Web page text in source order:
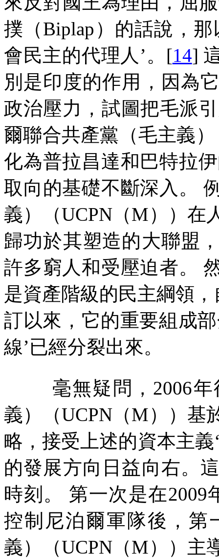
撲（Biplap ）的話說，
會民主的代理人’。 [14]
別是印度的作用，因為
政治壓力，試圖把毛派
爾聯合共產黨（毛主義
化為普拉昌達和巴特拉
取向的基礎不斷深入。
義）（UCPN（M））在
歸功於其塑造的大聯盟
許多窮人和受壓迫者。
是資產階級的民主綱領
訂以來，它的重要組成
線’已經分裂出來。
毫無疑問， 2006年
義）（UCPN（M））基
略，接受上述的資本主
的發展方向日益向右。
時刻。
第一次是在2009
控制尼泊爾軍隊後，第
義）（UCPN（M））主